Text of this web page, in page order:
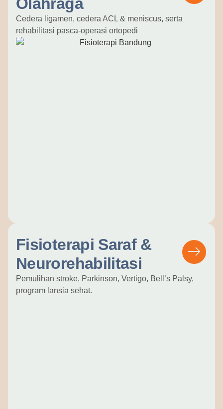
Olahraga
Cedera ligamen, cedera ACL & meniscus, serta
rehabilitasi pasca-operasi ortopedi
Fisioterapi Saraf &
Neurorehabilitasi
Pemulihan stroke, Parkinson, Vertigo, Bell’s Palsy,
program lansia sehat.